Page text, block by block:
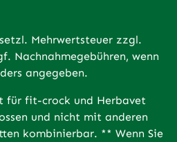
Mehrwertsteuer zzgl.
Nachnahmegebühren, wenn
angegeben.
für fit-crock und Herbavet
und nicht mit anderen
kombinierbar. ** Wenn Sie